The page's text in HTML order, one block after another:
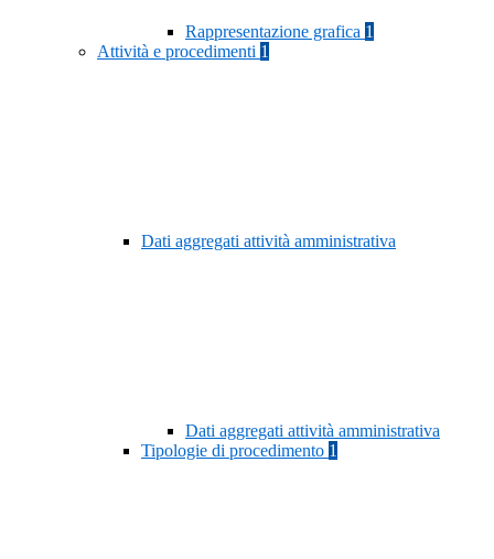
Rappresentazione grafica 1
Attività e procedimenti 1
Dati aggregati attività amministrativa
Dati aggregati attività amministrativa
Tipologie di procedimento 1